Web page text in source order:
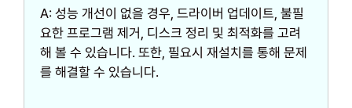
A: 성능 개선이 없을 경우, 드라이버 업데이트, 불필
요한 프로그램 제거, 디스크 정리 및 최적화를 고려
해 볼 수 있습니다. 또한, 필요시 재설치를 통해 문제
를 해결할 수 있습니다.